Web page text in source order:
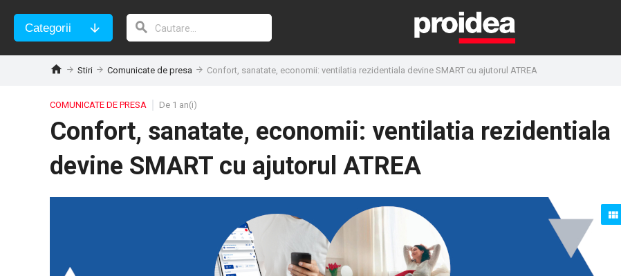
Categorii
Stiri Comunicate de presa Confort, sanatate, economii: ventilatia rezidentiala devine SMART cu ajutorul ATREA
COMUNICATE DE PRESA De 1 an(i)
Confort, sanatate, economii: ventilatia rezidentiala
devine SMART cu ajutorul ATREA